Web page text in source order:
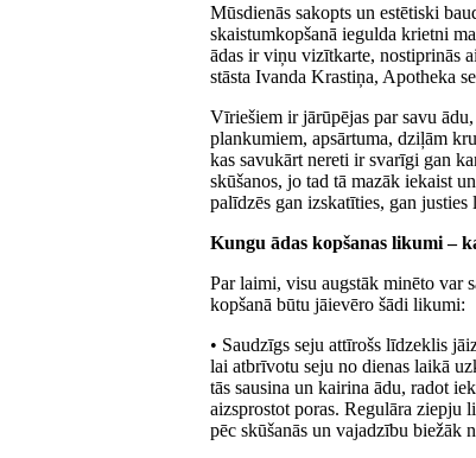
Mūsdienās sakopts un estētiski
skaistumkopšanā iegulda krietni
ādas ir viņu vizītkarte, nostiprinās
stāsta Ivanda Krastiņa, Apotheka
Vīriešiem ir jārūpējas par savu
plankumiem, apsārtuma, dziļām
kas savukārt nereti ir svarīgi gan
skūšanos, jo tad tā mazāk iekaist
palīdzēs gan izskatīties, gan
Kungu ādas kopšanas likumi –
Par laimi, visu augstāk minēto var
kopšanā būtu jāievēro šādi likumi:
• Saudzīgs seju attīrošs līdzeklis
lai atbrīvotu seju no dienas laikā
tās sausina un kairina ādu, radot
aizsprostot poras. Regulāra ziepju
pēc skūšanās un vajadzību biežāk